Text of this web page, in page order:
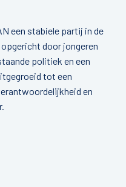
een stabiele partij in de
door jongeren
politiek en een
tot een
en